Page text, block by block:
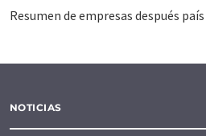
Resumen de empresas después país
NOTICIAS